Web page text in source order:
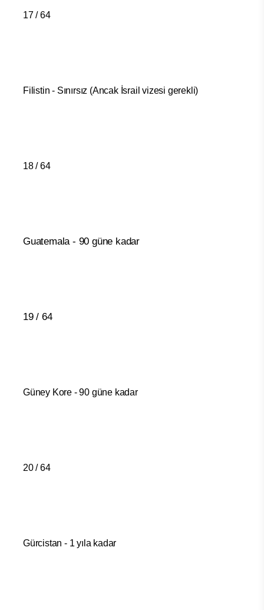
17 / 64
Filistin - Sınırsız (Ancak İsrail vizesi gerekli)
18 / 64
Guatemala - 90 güne kadar
19 / 64
Güney Kore - 90 güne kadar
20 / 64
Gürcistan - 1 yıla kadar